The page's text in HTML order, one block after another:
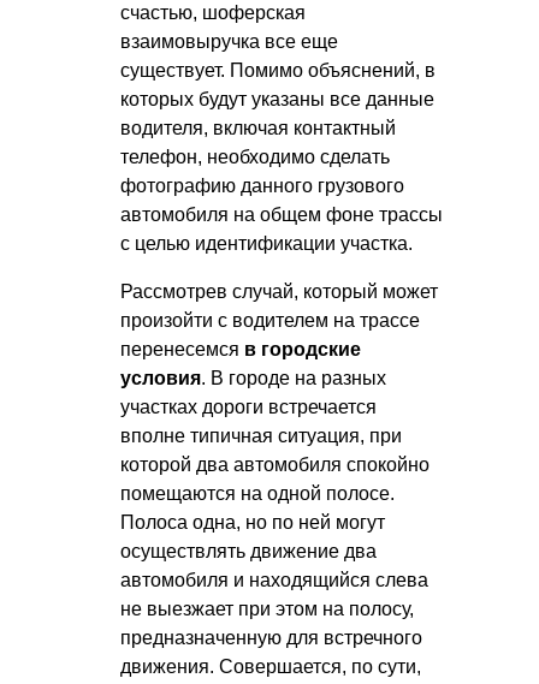
счастью, шоферская
взаимовыручка все еще
существует. Помимо объяснений, в
которых будут указаны все данные
водителя, включая контактный
телефон, необходимо сделать
фотографию данного грузового
автомобиля на общем фоне трассы
с целью идентификации участка.
Рассмотрев случай, который может
произойти с водителем на трассе
перенесемся в городские
условия. В городе на разных
участках дороги встречается
вполне типичная ситуация, при
которой два автомобиля спокойно
помещаются на одной полосе.
Полоса одна, но по ней могут
осуществлять движение два
автомобиля и находящийся слева
не выезжает при этом на полосу,
предназначенную для встречного
движения. Совершается, по сути,